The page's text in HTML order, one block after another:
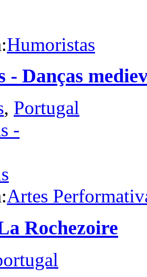
Humoristas
- Danças
, Portugal
Artes
Rochezoire